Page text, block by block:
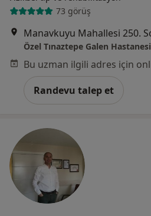
73 görüş
Özel Tınaztepe Galen Hastanesi
Randevu talep et